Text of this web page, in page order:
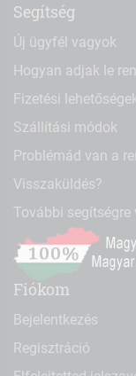
Segítség
Új ügyfél vagyok
Hogyan adjak le
Fizetési
Szállítási módok
Problémád van a
Visszaküldés?
További segítségre
Fiókom
Bejelentkezés
Regisztráció